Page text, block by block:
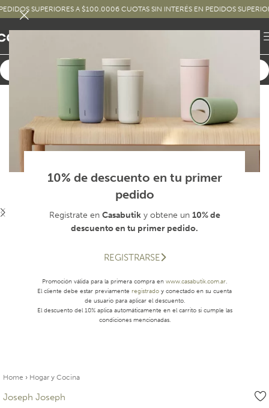
10% de descuento en tu primer
pedido
Registrate en Casabutiky obtene un 10% de
descuento en tu primer pedido.
REGISTRARSE
Promoción válida para la primera compra en www.casabutik.com.ar.
El cliente debe estar previamente registrado y conectado en su cuenta
de usuario para aplicar el descuento.
El descuento del 10% aplica automáticamente en el carrito si cumple las
condiciones mencionadas.
SUPERIORES A $100.0006 CUOTAS SIN INTERÉS EN PEDIDOS SUPERIORES
Home › Hogar y Cocina
Joseph Joseph